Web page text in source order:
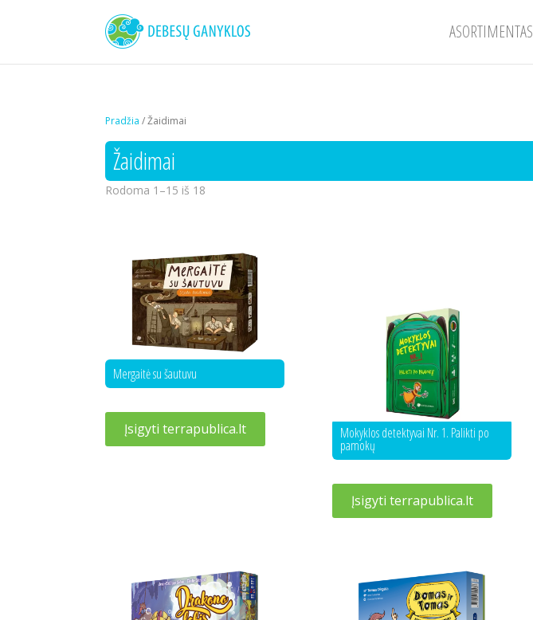
ASORTIMENTAS
Pradžia / Žaidimai
Žaidimai
Rodoma 1–15 iš 18
Mergaitė su šautuvu
Įsigyti terrapublica.lt Mokyklos detektyvai Nr. 1. Palikti po
pamokų
Įsigyti terrapublica.lt